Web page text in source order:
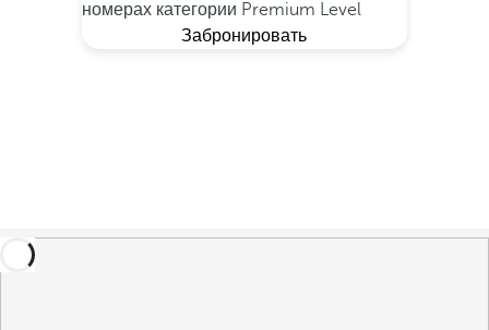
номерах категории Premium Level
Забронировать